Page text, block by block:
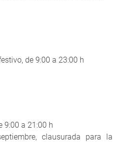
de 9:00 a 23:00 h
9:00 a 21:00 h
clausurada para la